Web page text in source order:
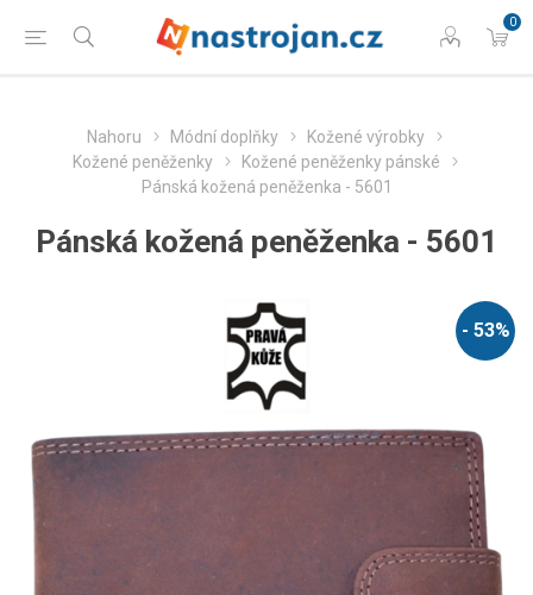
0
Nahoru Módní doplňky
Kožené výrobky
Kožené peněženky
Kožené peněženky pánské
Pánská kožená peněženka - 5601
Pánská kožená peněženka - 5601
- 53%